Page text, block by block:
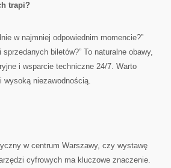
trapi?
w najmniej odpowiednim momencie?”
biletów?” To naturalne obawy,
i wsparcie techniczne 24/7. Warto
niezawodnością.
w centrum Warszawy, czy wystawę
cyfrowych ma kluczowe znaczenie.